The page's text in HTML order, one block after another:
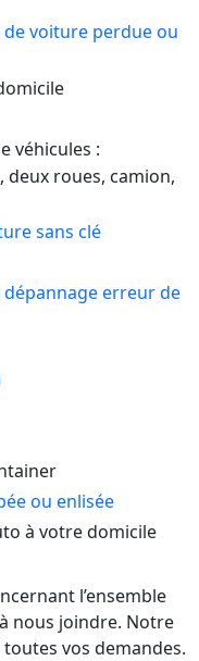
voiture perdue ou
véhicules :
roues, camion,
sans clé
erreur de
ou enlisée
à votre domicile
l’ensemble
nous joindre. Notre
vos demandes.